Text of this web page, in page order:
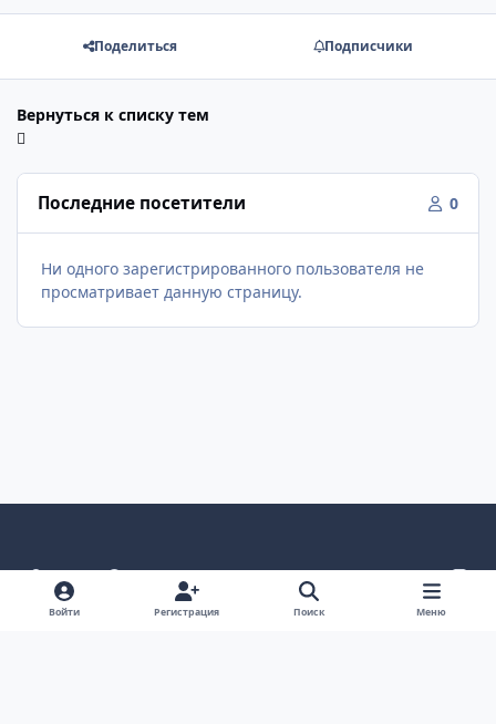
Поделиться Подписчики
Вернуться к списку тем
Последние посетители 0
Ни одного зарегистрированного пользователя не
просматривает данную страницу.
Светлый режим
Темный режим
Как в системе
v
k
Политика конфиденциальности
Войти Регистрация Поиск Меню